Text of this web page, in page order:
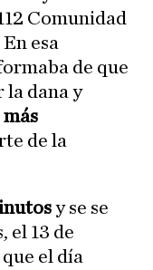
Comunidad
esa
de que
la dana y
más
de la
y se se
el 13 de
el día